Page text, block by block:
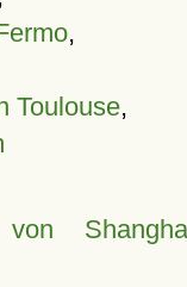
,
Toulouse,
von